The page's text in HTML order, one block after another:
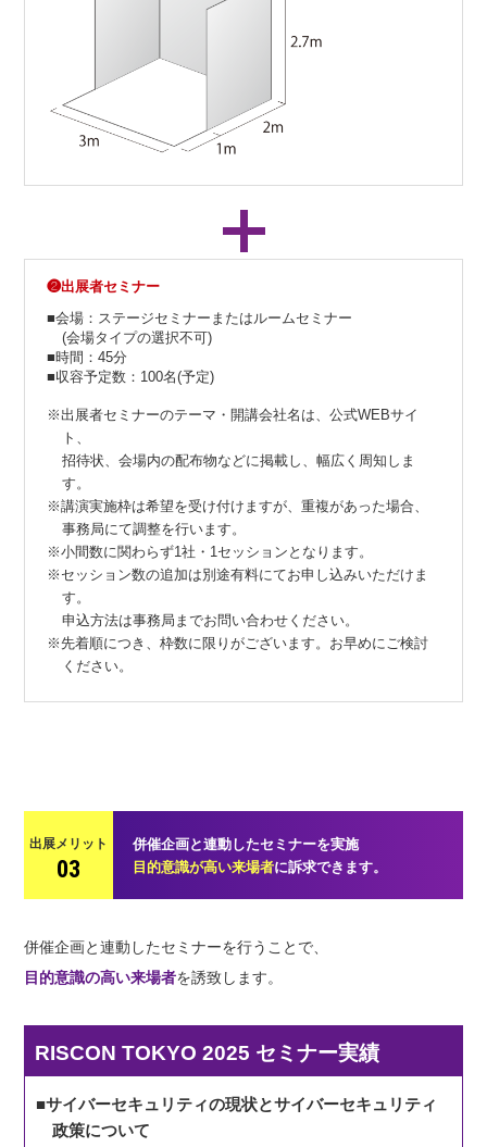
❷出展者セミナー
■会場：ステージセミナーまたはルームセミナー
(会場タイプの選択不可)
■時間：45分
■収容予定数：100名(予定)
※出展者セミナーのテーマ・開講会社名は、公式WEBサイ
ト、
招待状、会場内の配布物などに掲載し、幅広く周知しま
す。
※講演実施枠は希望を受け付けますが、重複があった場合、
事務局にて調整を行います。
※小間数に関わらず1社・1セッションとなります。
※セッション数の追加は別途有料にてお申し込みいただけま
す。
申込方法は事務局までお問い合わせください。
※先着順につき、枠数に限りがございます。お早めにご検討
ください。
出展メリット
03
併催企画と連動したセミナーを実施
目的意識が高い来場者に訴求できます。
併催企画と連動したセミナーを行うことで、
目的意識の高い来場者を誘致します。
RISCON TOKYO 2025 セミナー実績
■サイバーセキュリティの現状とサイバーセキュリティ
政策について